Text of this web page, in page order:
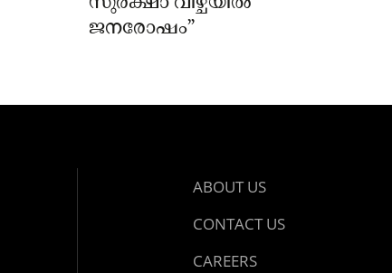
ജനരോഷം”
ABOUT US
CONTACT US
CAREERS